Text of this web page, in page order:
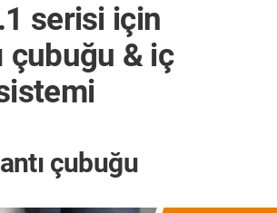
serisi için
çubuğu & iç
çubuğu